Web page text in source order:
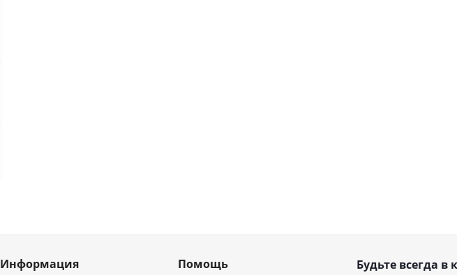
Информация Помощь Будьте всегда в